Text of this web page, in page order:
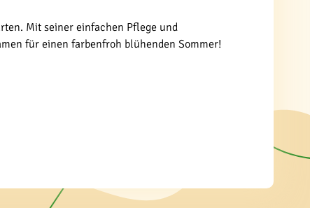
Mit seiner einfachen Pflege und
für einen farbenfroh blühenden Sommer!